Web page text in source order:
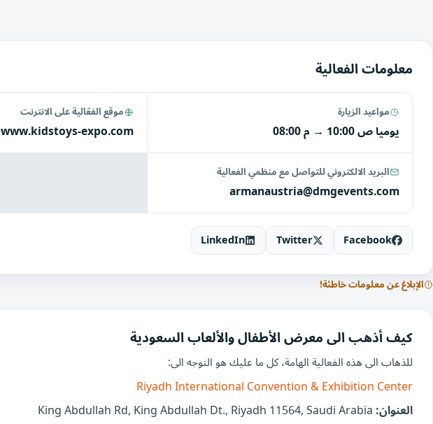
معلومات الفعالية
مواعيد الزيارة
يوميا10:00 ص → 08:00 م
موقع الفعّالية على الانترنت
www.kidstoys-expo.com
البريد الالكتروني للتواصل مع منظمي الفعالية
armanaustria@dmgevents.com
Facebook
Twitter
LinkedIn
الإبلاغ عن معلومات خاطئة!
كيف أذهب الى معرض الأطفال والألعاب السعودية
للذهاب الى هذه الفعالية الهامة، كل ما عليك هو التوجه الى:
Riyadh International Convention & Exhibition Center
العنوان: